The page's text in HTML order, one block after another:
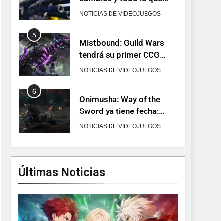
llega con el lanzamiento
NOTICIAS DE VIDEOJUEGOS
5
Mistbound: Guild Wars
tendrá su primer CCG
digital para PC y móviles
NOTICIAS DE VIDEOJUEGOS
6
Onimusha: Way of the
Sword ya tiene fecha:
Capcom lanza demo
NOTICIAS DE VIDEOJUEGOS
7
No Rest for the Wicked
confirma su versión 1.0
NOTICIAS DE VIDEOJUEGOS
8
Stuntman: Hollywood
Últimas Noticias